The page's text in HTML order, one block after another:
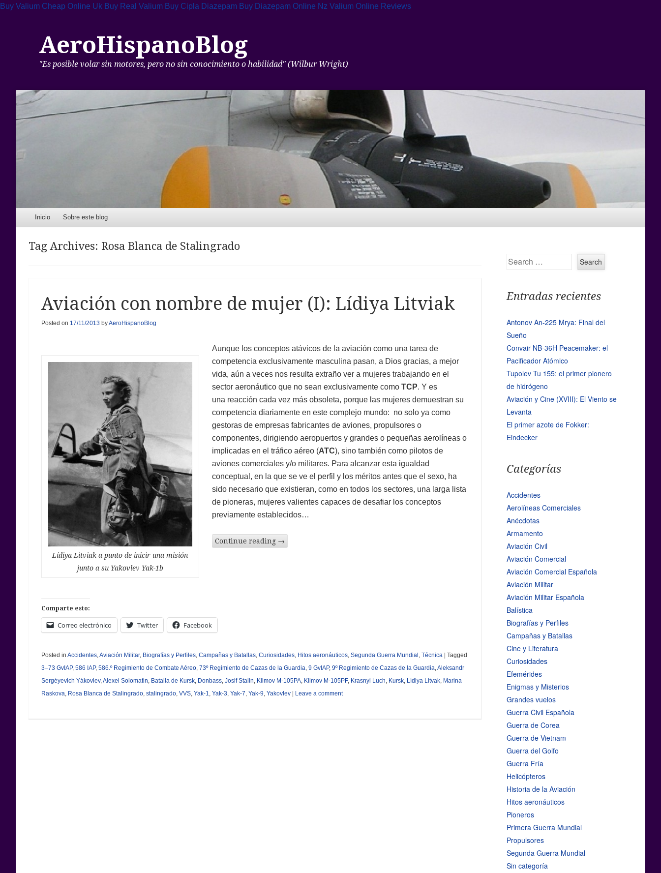
Buy Valium Cheap Online Uk Buy Real Valium Buy Cipla Diazepam Buy Diazepam Online Nz Valium Online Reviews
AeroHispanoBlog
"Es posible volar sin motores, pero no sin conocimiento o habilidad" (Wilbur Wright)
Menu
Skip to content
Inicio Sobre este blog
Tag Archives: Rosa Blanca de Stalingrado
Aviación con nombre de mujer (I): Lídiya Litviak
Posted on 17/11/2013 byAeroHispanoBlog
Lídiya Litviak a punto de inicir una misión
junto a su Yakovlev Yak-1b
Aunque los conceptos atávicos de la aviación como una tarea de
competencia exclusivamente masculina pasan, a Dios gracias, a mejor
vida, aún a veces nos resulta extraño ver a mujeres trabajando en el
sector aeronáutico que no sean exclusivamente como TCP. Y es
una reacción cada vez más obsoleta, porque las mujeres demuestran su
competencia diariamente en este complejo mundo: no solo ya como
gestoras de empresas fabricantes de aviones, propulsores o
componentes, dirigiendo aeropuertos y grandes o pequeñas aerolíneas o
implicadas en el tráfico aéreo (ATC), sino también como pilotos de
aviones comerciales y/o militares. Para alcanzar esta igualdad
conceptual, en la que se ve el perfil y los méritos antes que el sexo, ha
sido necesario que existieran, como en todos los sectores, una larga lista
de pioneras, mujeres valientes capaces de desafiar los conceptos
previamente establecidos…
Continue reading →
Comparte esto:
Correo electrónico Twitter Facebook
Posted in Accidentes, Aviación Militar, Biografías y Perfiles, Campañas y Batallas, Curiosidades, Hitos aeronáuticos, Segunda Guerra Mundial Técnica | Tagged
3–73 GvIAP, 586 IAP, 586.º Regimiento de Combate Aéreo, 73º Regimiento de Cazas de la Guardia 9 GvIAP, 9º Regimiento de Cazas de la Guardia Aleksandr
Sergéyevich Yákovlev, Alexei Solomatin Batalla de Kursk, Donbass, Josif Stalin Klimov M-105PA, Klimov M-105PF, Krasnyi Luch Kursk, Lídiya Litvak, Marina
Raskova Rosa Blanca de Stalingrado, stalingrado, VVS, Yak-1 Yak-3 Yak-7 Yak-9 Yakovlev | Leave a comment
Search
Entradas recientes
Antonov An-225 Mrya: Final del
Sueño
Convair NB-36H Peacemaker: el
Pacificador Atómico
Tupolev Tu 155: el primer pionero
de hidrógeno
Aviación y Cine (XVIII): El Viento se
Levanta
El primer azote de Fokker:
Eindecker
Categorías
Accidentes
Aerolíneas Comerciales
Anécdotas
Armamento
Aviación Civil
Aviación Comercial
Aviación Comercial Española
Aviación Militar
Aviación Militar Española
Balística
Biografías y Perfiles
Campañas y Batallas
Cine y Literatura
Curiosidades
Efemérides
Enigmas y Misterios
Grandes vuelos
Guerra Civil Española
Guerra de Corea
Guerra de Vietnam
Guerra del Golfo
Guerra Fría
Helicópteros
Historia de la Aviación
Hitos aeronáuticos
Pioneros
Primera Guerra Mundial
Propulsores
Segunda Guerra Mundial
Sin categoría